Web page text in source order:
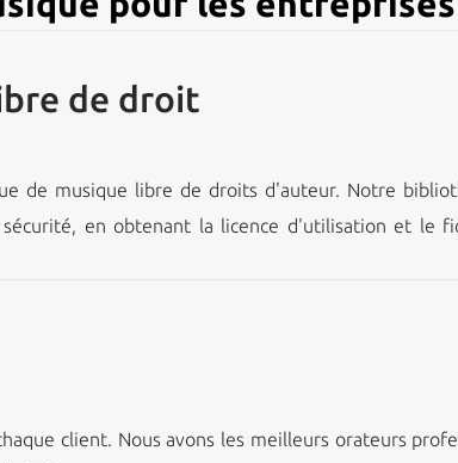
de droit
de musique libre de droits d'auteur. Notre
en obtenant la licence d'utilisation et le
client. Nous avons les meilleurs orateurs